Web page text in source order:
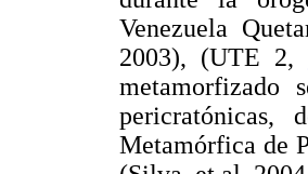
Venezuela
2003), (UTE 2,
metamorfizado
pericratónicas,
Metamórfica de